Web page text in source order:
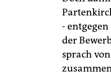
-
der
sprach